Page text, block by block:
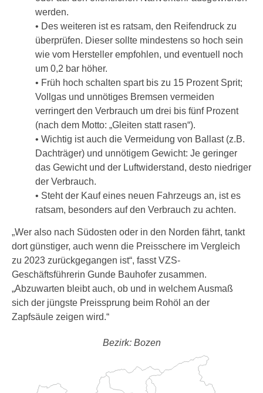
werden.
• Des weiteren ist es ratsam, den Reifendruck zu
überprüfen. Dieser sollte mindestens so hoch sein
wie vom Hersteller empfohlen, und eventuell noch
um 0,2 bar höher.
• Früh hoch schalten spart bis zu 15 Prozent Sprit;
Vollgas und unnötiges Bremsen vermeiden
verringert den Verbrauch um drei bis fünf Prozent
(nach dem Motto: „Gleiten statt rasen“).
• Wichtig ist auch die Vermeidung von Ballast (z.B.
Dachträger) und unnötigem Gewicht: Je geringer
das Gewicht und der Luftwiderstand, desto niedriger
der Verbrauch.
• Steht der Kauf eines neuen Fahrzeugs an, ist es
ratsam, besonders auf den Verbrauch zu achten.
„Wer also nach Südosten oder in den Norden fährt, tankt
dort günstiger, auch wenn die Preisschere im Vergleich
zu 2023 zurückgegangen ist“, fasst VZS-
Geschäftsführerin Gunde Bauhofer zusammen.
„Abzuwarten bleibt auch, ob und in welchem Ausmaß
sich der jüngste Preissprung beim Rohöl an der
Zapfsäule zeigen wird.“
Bezirk: Bozen